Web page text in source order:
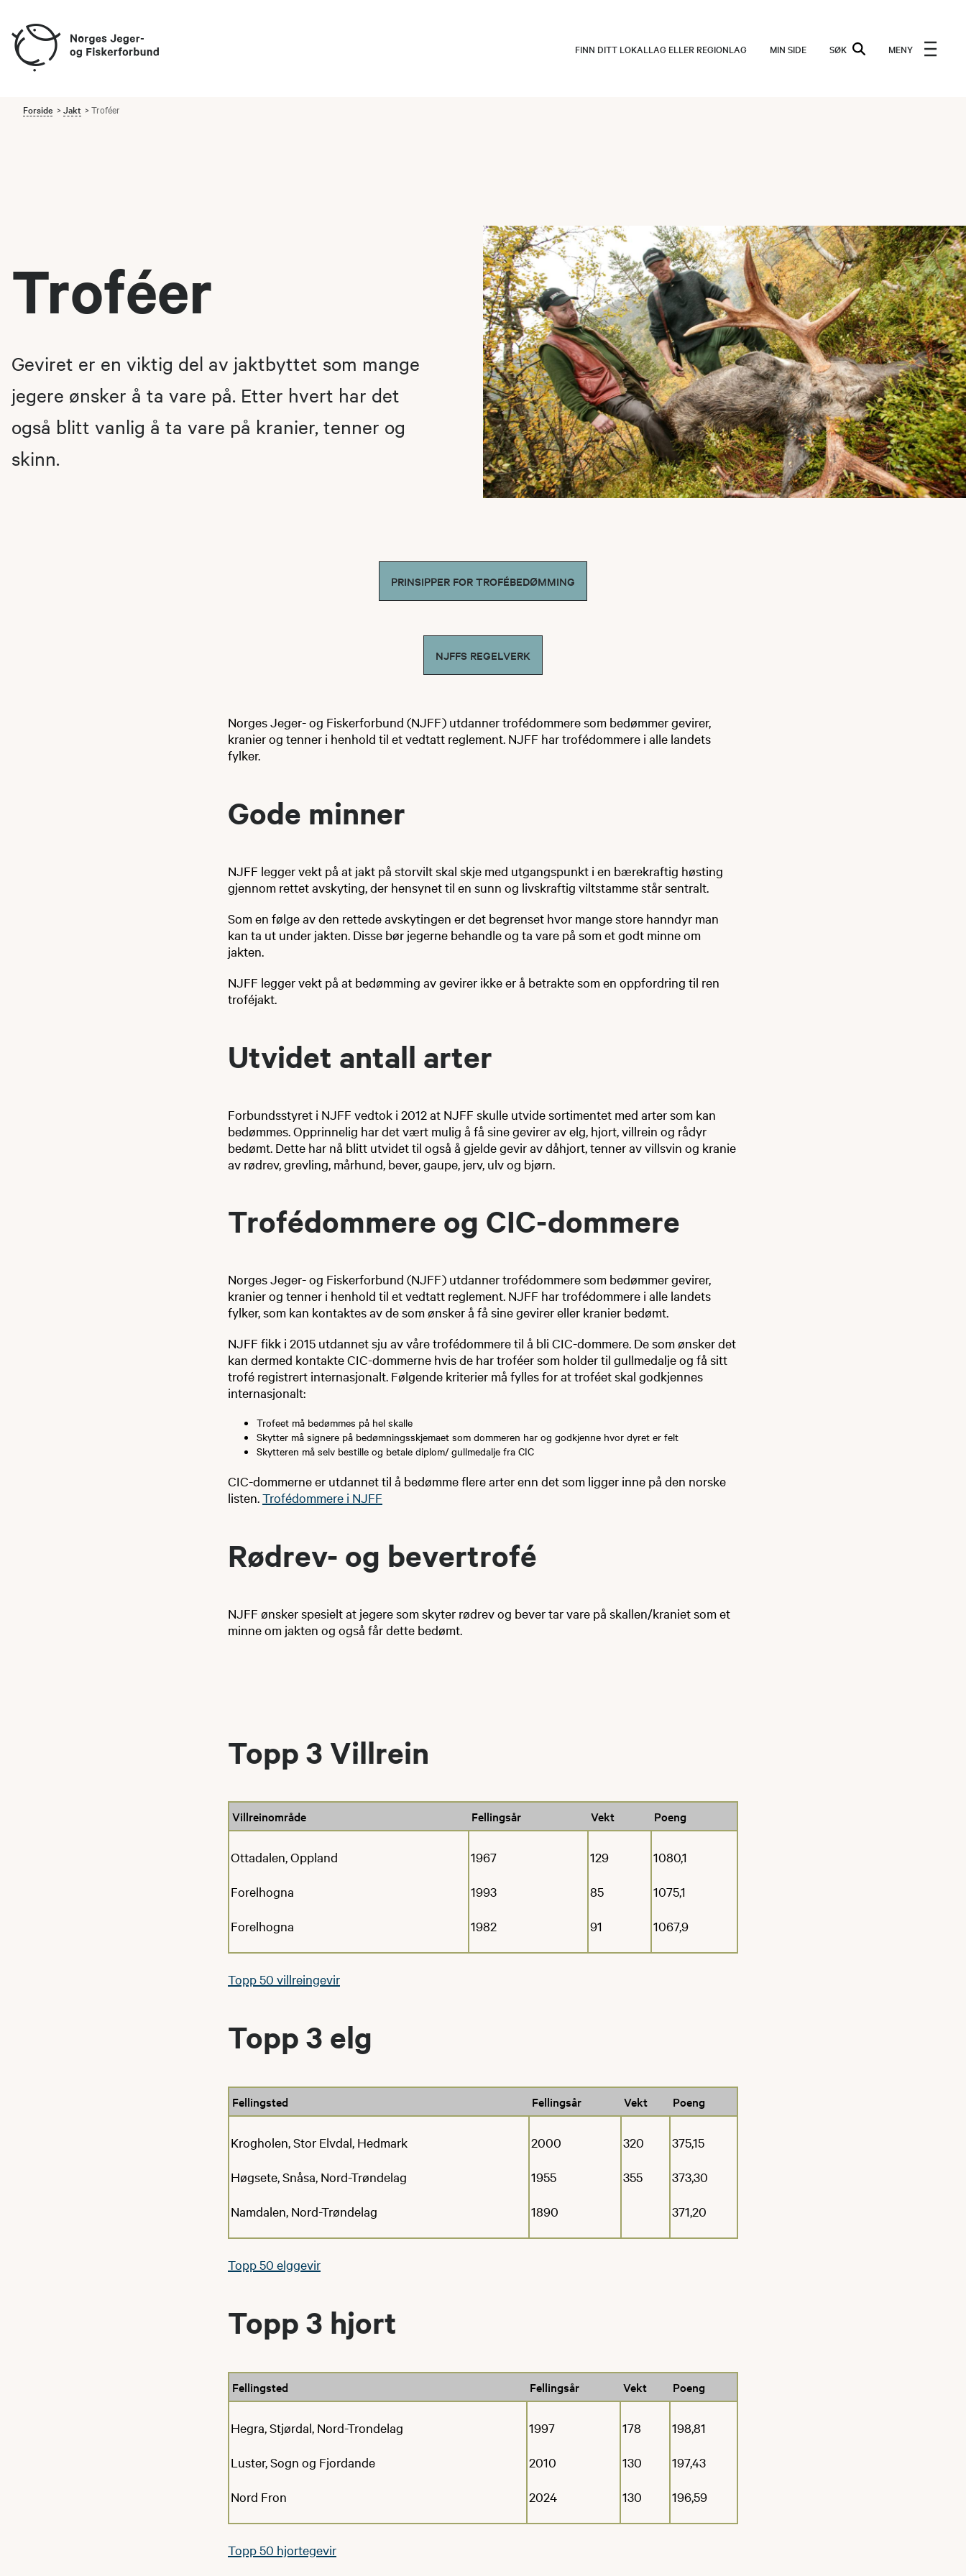
FINN DITT LOKALLAG ELLER REGIONLAG MIN SIDE SØK MENY
Forside Jakt Troféer
Troféer
Geviret er en viktig del av jaktbyttet som mange
jegere ønsker å ta vare på. Etter hvert har det
også blitt vanlig å ta vare på kranier, tenner og
skinn.
PRINSIPPER FOR TROFÉBEDØMMING
NJFFS REGELVERK
Norges Jeger- og Fiskerforbund (NJFF) utdanner trofédommere som bedømmer gevirer,
kranier og tenner i henhold til et vedtatt reglement. NJFF har trofédommere i alle landets
fylker.
Gode minner​​​​​​
NJFF legger vekt på at jakt på storvilt skal skje med utgangspunkt i en bærekraftig høsting
gjennom rettet avskyting, der hensynet til en sunn og livskraftig viltstamme står sentralt.
Som en følge av den rettede avskytingen er det begrenset hvor mange store hanndyr man
kan ta ut under jakten. Disse bør jegerne behandle og ta vare på som et godt minne om
jakten.
NJFF legger vekt på at bedømming av gevirer ikke er å betrakte som en oppfordring til ren
troféjakt.
​​Utvidet antall arter​
Forbundsstyret i NJFF vedtok i 2012 at NJFF skulle utvide sortimentet med arter som kan
bedømmes. Opprinnelig har det vært mulig å få sine gevirer av elg, hjort, villrein og rådyr
bedømt. Dette har nå blitt utvidet til også å gjelde gevir av dåhjort, tenner av villsvin og kranie
av rødrev, grevling, mårhund, bever, gaupe, jerv, ulv og bjørn.
Trofédommere og ​CIC-dommere
​Norges Jeger- og Fiskerforbund (NJFF) utdanner trofédommere som bedømmer gevirer,
kranier og tenner i henhold til et vedtatt reglement. NJFF har trofédommere i alle landets
fylker, som kan kontaktes av de som ønsker å få sine gevirer eller kranier bedømt.
​NJFF fikk i 2015 utdannet sju av våre trofédommere til å bli CIC-dommere. De som ønsker det
kan dermed kontakte CIC-dommerne hvis de har troféer som holder til gullmedalje og få sitt
trofé registrert internasjonalt. Følgende kriterier må fylles for at troféet skal godkjennes
internasjonalt:
Trofeet må bedømmes på hel skalle
Skytter må signere på bedømningsskjemaet som dommeren har og godkjenne hvor dyret er felt
Skytteren må selv bestille og betale diplom/ gullmedalje fra CIC
CIC-dommerne er utdannet til å bedømme flere arter enn det som ligger inne på den norske
listen.Trofédommere i NJFF
Rødrev- og bevertrofé​
NJFF ønsker spesielt at jegere som skyter rødrev og bever tar vare på skallen/kraniet som et
minne om jakten og også får dette bedømt.​
Topp 3 Villrein
Villreinområde Fellingsår Vekt Poeng
Ottadalen, Oppland
Forelhogna
Forelhogna
1967
1993
1982
129
85
91
1080,1
1075,1
1067,9
Topp 50 villreingevir
Topp 3 elg
Fellingsted Fellingsår Vekt Poeng
Krogholen, Stor Elvdal, Hedmark
Høgsete, Snåsa, Nord-Trøndelag
Namdalen, Nord-Trøndelag
2000
1955
1890
320
355
375,15
373,30
371,20
Topp 50 elggevir
Topp 3 hjort
Fellingsted Fellingsår Vekt Poeng
Hegra, Stjørdal, Nord-Trondelag
Luster, Sogn og Fjordande
Nord Fron
1997
2010
2024
178
130
130
198,81
197,43
196,59
Topp 50 hjortegevir